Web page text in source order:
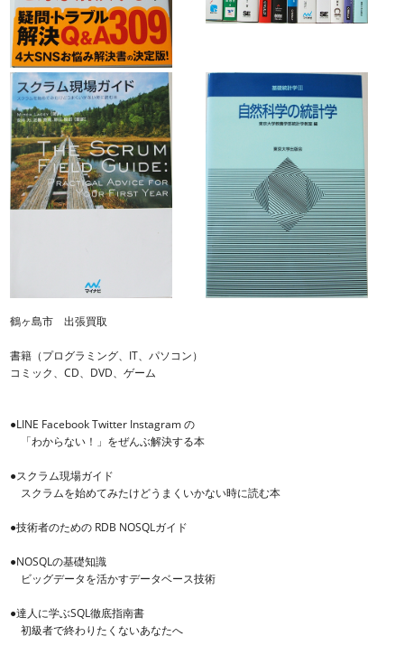
鶴ヶ島市 出張買取
書籍（プログラミング、IT、パソコン）
コミック、CD、DVD、ゲーム
●LINE Facebook Twitter Instagram の
「わからない！」をぜんぶ解決する本
●スクラム現場ガイド
スクラムを始めてみたけどうまくいかない時に読む本
●技術者のための RDB NOSQLガイド
●NOSQLの基礎知識
ビッグデータを活かすデータベース技術
●達人に学ぶSQL徹底指南書
初級者で終わりたくないあなたへ